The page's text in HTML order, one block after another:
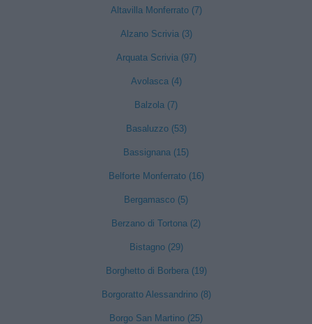
Altavilla Monferrato (7)
Alzano Scrivia (3)
Arquata Scrivia (97)
Avolasca (4)
Balzola (7)
Basaluzzo (53)
Bassignana (15)
Belforte Monferrato (16)
Bergamasco (5)
Berzano di Tortona (2)
Bistagno (29)
Borghetto di Borbera (19)
Borgoratto Alessandrino (8)
Borgo San Martino (25)